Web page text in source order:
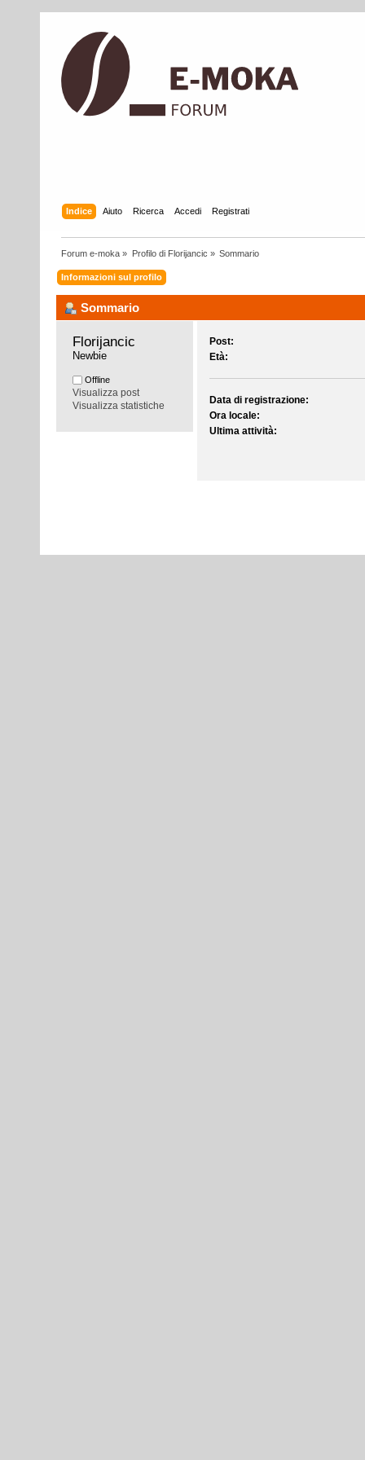
Indice Aiuto Ricerca Accedi Registrati
Forum e-moka » Profilo di Florijancic » Sommario
Informazioni sul profilo
Sommario
Florijancic
Newbie
Offline
Visualizza post
Visualizza statistiche
Post:
Età:
Data di registrazione:
Ora locale:
Ultima attività: